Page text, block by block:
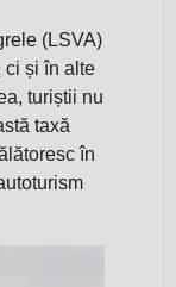
(LSVA)
ci și în alte
turiștii nu
taxă
în